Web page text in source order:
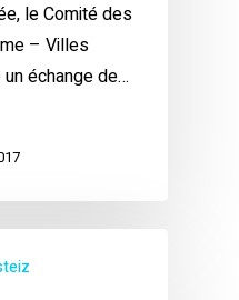
le Comité des
– Villes
échange de…